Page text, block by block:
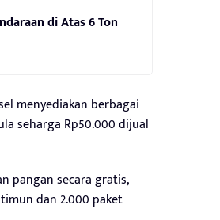
di Atas 6 Ton
menyediakan berbagai
seharga Rp50.000 dijual
pangan secara gratis,
dan 2.000 paket